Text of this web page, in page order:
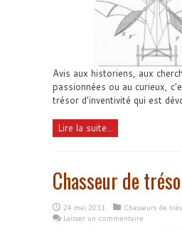
Avis aux historiens, aux
passionnées ou au curieux,
trésor d'inventivité qui est
Lire la suite...
Chasseur de
24 mai 2011
Chasseurs de
Laisser un commentaire